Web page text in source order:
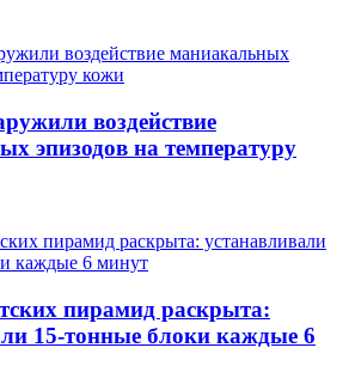
воздействие
эпизодов на температуру
пирамид раскрыта:
15-тонные блоки каждые 6